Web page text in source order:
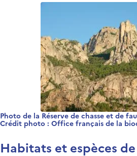
Photo de la Réserve de chasse et de
Crédit photo : Office français de la
Habitats et espèces